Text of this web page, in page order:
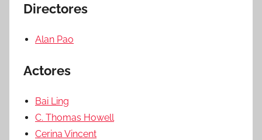
Directores
Alan Pao
Actores
Bai Ling
C. Thomas Howell
Cerina Vincent